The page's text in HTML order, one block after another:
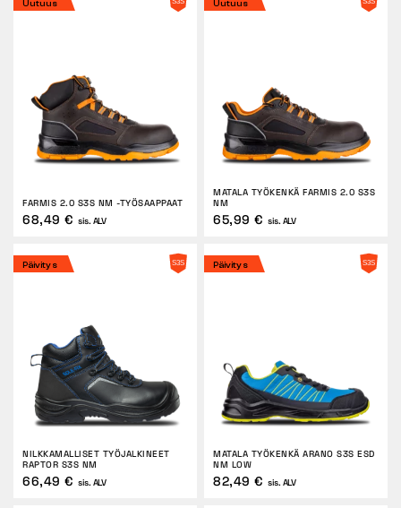
Vaatteet
MEISTÄ
ARTIKKELIT
MYYMÄLÄ JA BISTRO
YHTEYSTIEDOT
PALAUTUKSET
Uutuus
FARMIS 2.0 S3S NM -TYÖSAAPPAAT
68,49 € sis. ALV
Uutuus
MATALA TYÖKENKÄ FARMIS 2.0 S3S
NM
65,99 € sis. ALV
Päivitys
NILKKAMALLISET TYÖJALKINEET
RAPTOR S3S NM
66,49 € sis. ALV
Päivitys
MATALA TYÖKENKÄ ARANO S3S ESD
NM LOW
82,49 € sis. ALV